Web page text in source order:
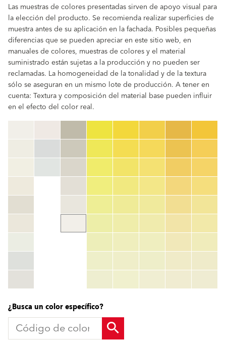
Las muestras de colores presentadas sirven de apoyo visual para
la elección del producto. Se recomienda realizar superficies de
muestra antes de su aplicación en la fachada. Posibles pequeñas
diferencias que se pueden apreciar en este sitio web, en
manuales de colores, muestras de colores y el material
suministrado están sujetas a la producción y no pueden ser
reclamadas. La homogeneidad de la tonalidad y de la textura
sólo se aseguran en un mismo lote de producción. A tener en
cuenta: Textura y composición del material base pueden influir
en el efecto del color real.
color_name
HEX:hex_code
TSR:tsr_code
Más información
¿Busca un color específico?